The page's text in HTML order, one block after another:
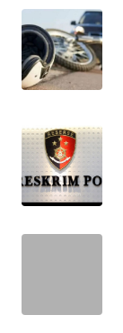
MALUT
WN
DAIRI
WN
DANAU
TOBA
NIAS